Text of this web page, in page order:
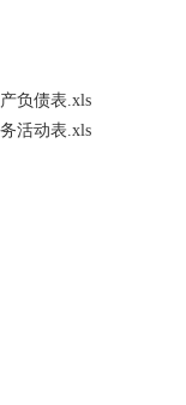
负债表.xls
活动表.xls